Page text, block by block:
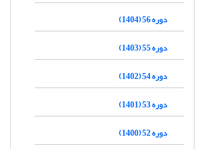
دوره 56 (1404)
دوره 55 (1403)
دوره 54 (1402)
دوره 53 (1401)
دوره 52 (1400)